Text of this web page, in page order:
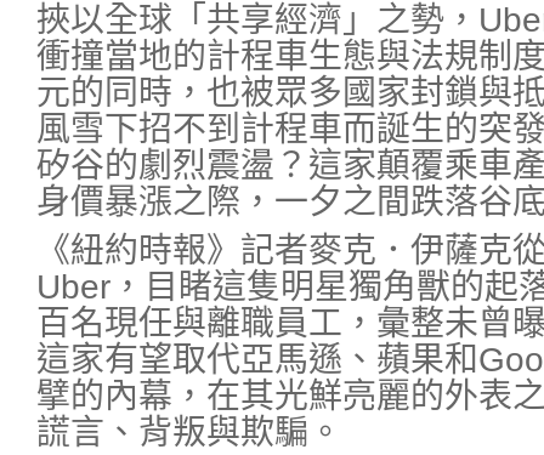
挾以全球「共享經濟」之勢，
衝撞當地的計程車生態與法規制
元的同時，也被眾多國家封鎖與
風雪下招不到計程車而誕生的突
矽谷的劇烈震盪？這家顛覆乘車
身價暴漲之際，一夕之間跌落谷
《紐約時報》記者麥克．伊薩克
Uber，目睹這隻明星獨角獸的起
百名現任與離職員工，彙整未曾
這家有望取代亞馬遜、蘋果和
擘的內幕，在其光鮮亮麗的外表
謊言、背叛與欺騙。